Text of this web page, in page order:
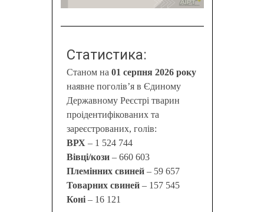
Статистика:
Станом на 01 серпня 2026 року
наявне поголів’я в Єдиному
Державному Реєстрі тварин
проідентифікованих та
зареєстрованих, голів:
ВРХ – 1 524 744
Вівці/кози– 660 603
Племінних свиней– 59 657
Товарних свиней – 157 545
Коні– 16 121